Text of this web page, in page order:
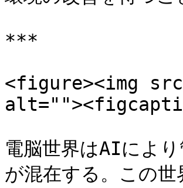
***
<figure><img
電脳世界はAIによ
が混在する。この